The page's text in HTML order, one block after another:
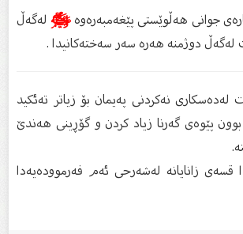
جوانی هەڵوێستی پێغەمبەرەوەﷺلەگەڵ
لەگەڵ دوژمنە هەرە سەر سەختەکانیدا .
نەکردنی پەیمان بۆ زیاتر تەئکید
پێوەی گەرنا زیاد کردن و گۆڕینی هەندێ
قسەی زانایانە لەشەرحی ئەم فەرموودەیەدا